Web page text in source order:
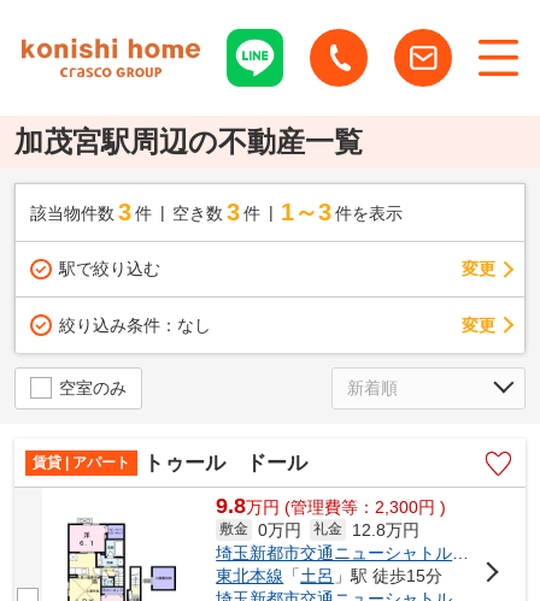
加茂宮駅周辺の不動産一覧
該当物件数 3件 空き数 3 件 1～3 件を表示
駅で絞り込む 変更
絞り込み条件： なし 変更
空室のみ
賃貸 | アパート トゥール ドール
9.8万円 (管理費等：2,300円 )
敷金 0万円 礼金
12.8万円
東北本線 「土呂 」駅 徒歩15分